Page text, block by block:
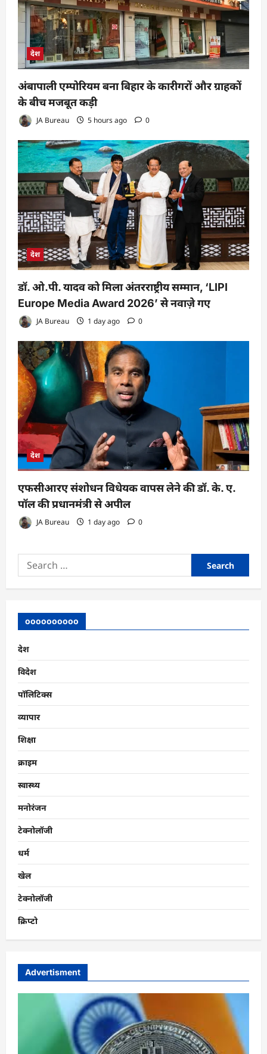
देश
अंबापाली एम्पोरियम बना बिहार के कारीगरों और ग्राहकों
के बीच मजबूत कड़ी
JA Bureau 5 hours ago 0
देश
डॉ. ओ.पी. यादव को मिला अंतरराष्ट्रीय सम्मान, ‘LIPI
Europe Media Award 2026’ से नवाज़े गए
JA Bureau 1 day ago 0
देश
एफसीआरए संशोधन विधेयक वापस लेने की डॉ. के. ए.
पॉल की प्रधानमंत्री से अपील
JA Bureau 1 day ago 0
Search
for:
oooooooooo
देश
विदेश
पॉलिटिक्स
व्यापार
शिक्षा
क्राइम
स्वास्थ्य
मनोरंजन
टेक्नोलॉजी
धर्म
खेल
टेक्नोलॉजी
क्रिप्टो
Advertisment